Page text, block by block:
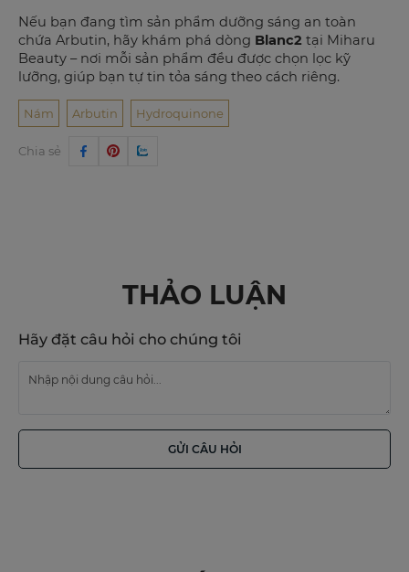
Nếu bạn đang tìm sản phẩm dưỡng sáng an toàn
chứa Arbutin, hãy khám phá dòng Blanc2 tại Miharu
Beauty – nơi mỗi sản phẩm đều được chọn lọc kỹ
lưỡng, giúp bạn tự tin tỏa sáng theo cách riêng.
Nám Arbutin Hydroquinone
Chia sẻ
THẢO LUẬN
Hãy đặt câu hỏi cho chúng tôi
GỬI CÂU HỎI